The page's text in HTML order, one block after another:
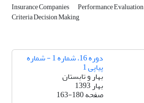
Insurance Companies Performance Evaluation
Criteria Decision Making
دوره 16، شماره 1 - شماره
پیاپی 1
بهار و تابستان
بهار 1393
صفحه163-180